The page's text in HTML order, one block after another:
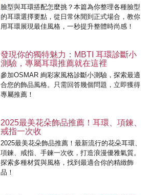
臉型與耳環搭配怎麼挑？本篇為你整理各種臉型
的耳環選擇要點，從日常休閒到正式場合，教你
用耳環展現最佳風格，一秒提升整體時尚感！
發現你的獨特魅力：MBTI 耳環診斷小
測驗，專屬耳環推薦就在這裡
參加OSMAR 絢彩家風格診斷小測驗，探索最適
合您的飾品風格。只需回答幾個問題，立即獲得
專屬推薦！
2025最美花朵飾品推薦！耳環、項鍊、
戒指一次收
2025最美花朵飾品推薦！最新流行的花朵耳環、
項鍊、戒指、手鍊一次收，打造浪漫優雅氣質。
探索多種材質與風格，找到最適合你的精緻飾
品！